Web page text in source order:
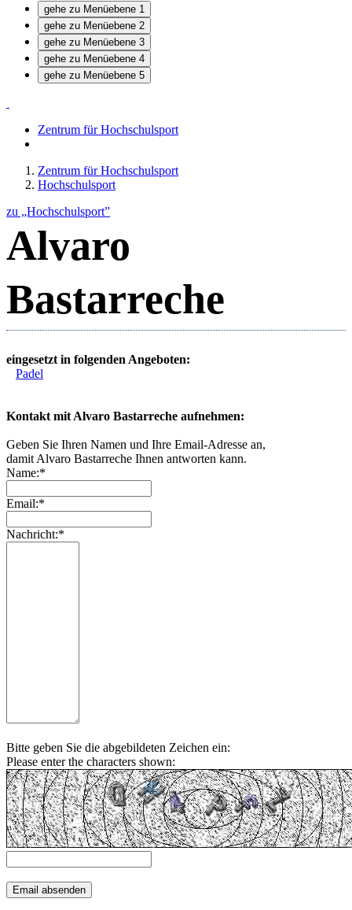
gehe zu Menüebene 1
gehe zu Menüebene 2
gehe zu Menüebene 3
gehe zu Menüebene 4
gehe zu Menüebene 5
Zentrum für Hochschulsport
Zentrum für Hochschulsport
Hochschulsport
zu „Hochschulsport”
Alvaro
Bastarreche
eingesetzt in folgenden Angeboten:
Padel
Kontakt mit Alvaro Bastarreche aufnehmen:
Geben Sie Ihren Namen und Ihre Email-Adresse an,
damit Alvaro Bastarreche Ihnen antworten kann.
Name:*
Email:*
Nachricht:*
Bitte geben Sie die abgebildeten Zeichen ein:
Please enter the characters shown: